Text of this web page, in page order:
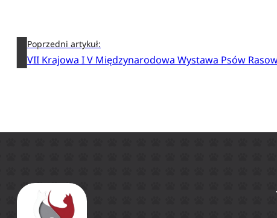
Poprzedni artykuł:
VII Krajowa I V Międzynarodowa Wystawa Psów